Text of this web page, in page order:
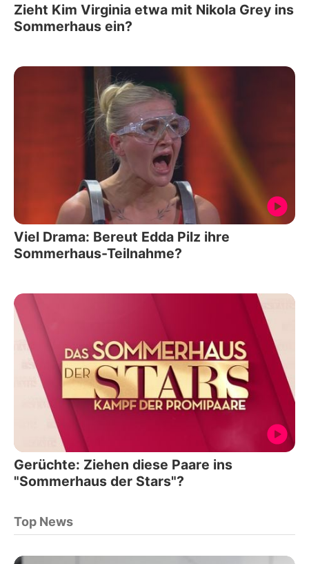
Zieht Kim Virginia etwa mit Nikola Grey ins
Sommerhaus ein?
Viel Drama: Bereut Edda Pilz ihre
Sommerhaus-Teilnahme?
Gerüchte: Ziehen diese Paare ins
"Sommerhaus der Stars"?
Top News